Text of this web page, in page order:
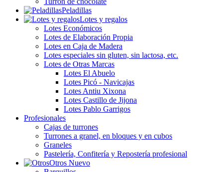
Peladillas
Lotes y regalos
Lotes Económicos
Lotes de Elaboración Propia
Lotes en Caja de Madera
Lotes especiales sin gluten, sin lactosa, etc.
Lotes de Otras Marcas
Lotes El Abuelo
Lotes Picó - Navicajas
Lotes Antiu Xixona
Lotes Castillo de Jijona
Lotes Pablo Garrigos
Profesionales
Cajas de turrones
Turrones a granel, en bloques y en cubos
Graneles
Pastelería, Confitería y Repostería profesional
Otros Nuevo